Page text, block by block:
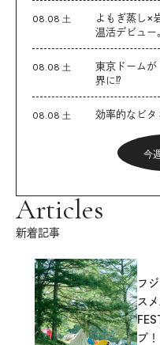
08.08 土
よもぎ蒸し×
温活デビュー。
08.08 土
東京ドーム
界に⁉︎
08.08 土 効率的なビタ
今
Articles
新着記事
フ
ス
プ！